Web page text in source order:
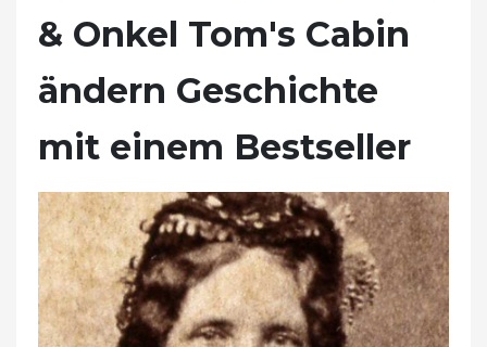
& Onkel Tom's Cabin
ändern Geschichte
mit einem Bestseller